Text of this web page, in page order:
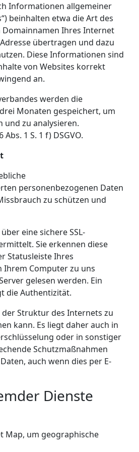
Informationen allgemeiner
beinhalten etwa die Art des
Domainnamen Ihres Internet
übertragen und dazu
Diese Informationen sind
von Websites korrekt
an.
werden die
Monaten gespeichert, um
und zu analysieren.
1 S. 1 f) DSGVO.
personenbezogenen Daten
zu schützen und
eine sichere SSL-
Sie erkennen diese
Statusleiste Ihres
Computer zu uns
gelesen werden. Ein
die Authentizität.
Struktur des Internets zu
kann. Es liegt daher auch in
oder in sonstiger
Schutzmaßnahmen
auch wenn dies per E-
Dienste
Map, um geographische